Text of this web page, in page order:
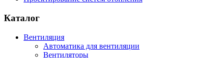
Каталог
Вентиляция
Автоматика для вентиляции
Вентиляторы